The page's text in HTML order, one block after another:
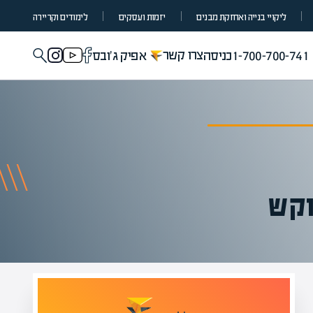
ליקויי בנייה ואחזקת מבנים יזמות ועסקים לימודים וקריירה
1-700-700-741כניסהצרו קשר אפיק ג'ובס